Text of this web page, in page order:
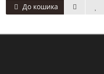
До кошика